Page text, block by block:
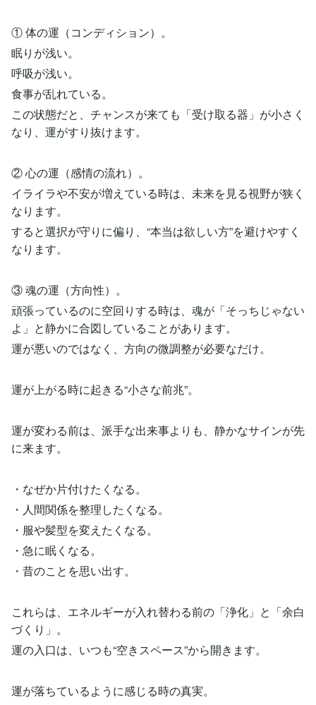
① 体の運（コンディション）。
眠りが浅い。
呼吸が浅い。
食事が乱れている。
この状態だと、チャンスが来ても「受け取る器」が小さく
なり、運がすり抜けます。
② 心の運（感情の流れ）。
イライラや不安が増えている時は、未来を見る視野が狭く
なります。
すると選択が守りに偏り、“本当は欲しい方”を避けやすく
なります。
③ 魂の運（方向性）。
頑張っているのに空回りする時は、魂が「そっちじゃない
よ」と静かに合図していることがあります。
運が悪いのではなく、方向の微調整が必要なだけ。
運が上がる時に起きる“小さな前兆”。
運が変わる前は、派手な出来事よりも、静かなサインが先
に来ます。
・なぜか片付けたくなる。
・人間関係を整理したくなる。
・服や髪型を変えたくなる。
・急に眠くなる。
・昔のことを思い出す。
これらは、エネルギーが入れ替わる前の「浄化」と「余白
づくり」。
運の入口は、いつも“空きスペース”から開きます。
運が落ちているように感じる時の真実。